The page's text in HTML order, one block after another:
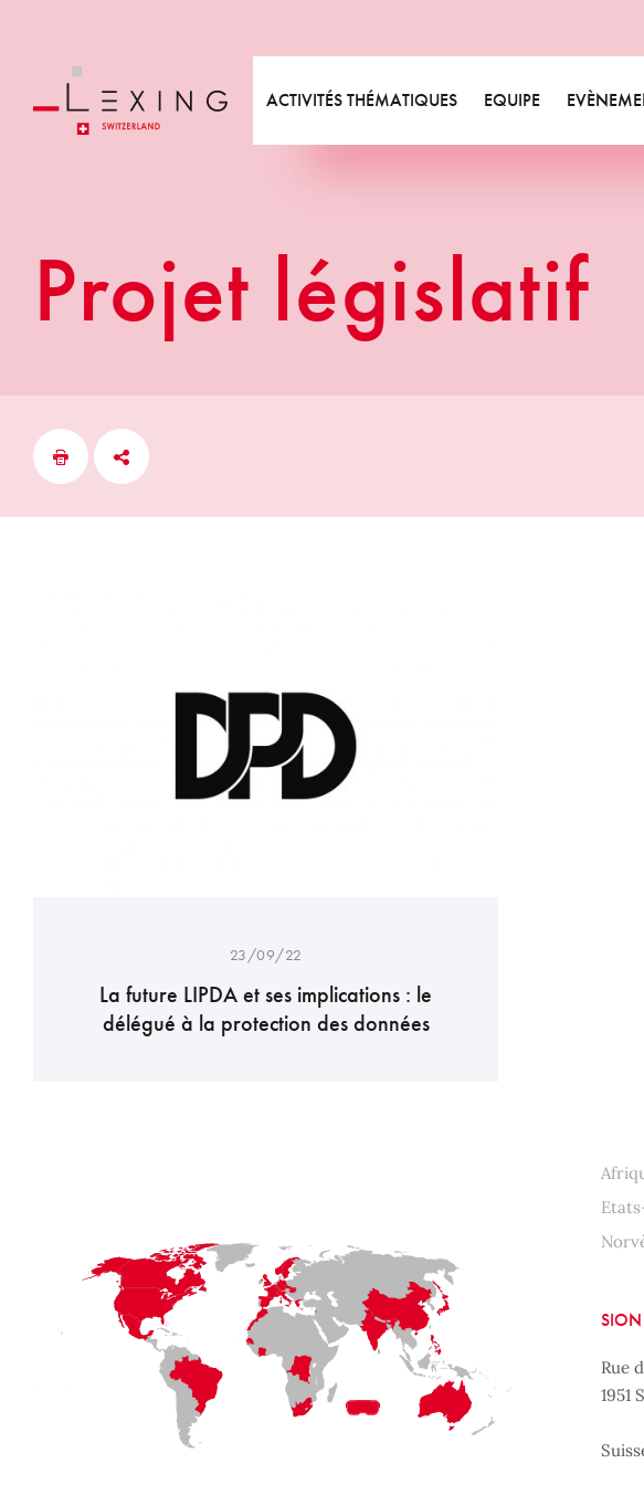
ACTIVITÉS THÉMATIQUES EQUIPE
Responsabilité sociétale
Valeurs
Départements
Bibliographie
Annonces formations
Actualités
Newsletters
Projet législatif
23/09/22
La future LIPDA et ses implications : le
délégué à la protection des données
SION
Rue
1951